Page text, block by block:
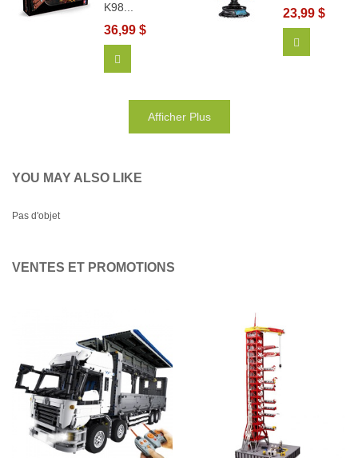
K98...
36,99 $
23,99 $
Afficher Plus
YOU MAY ALSO LIKE
Pas d'objet
VENTES ET PROMOTIONS